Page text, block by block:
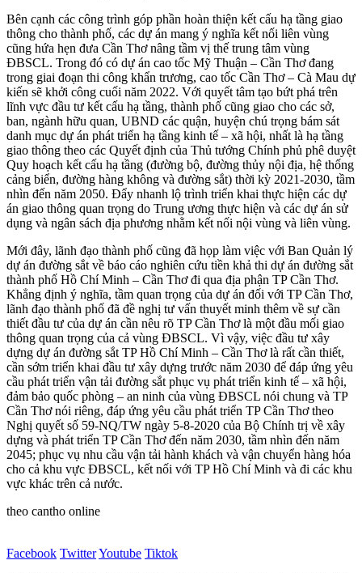
Bên cạnh các công trình góp phần hoàn thiện kết cấu hạ tầng giao
thông cho thành phố, các dự án mang ý nghĩa kết nối liên vùng
cũng hứa hẹn đưa Cần Thơ nâng tầm vị thế trung tâm vùng
ĐBSCL. Trong đó có dự án cao tốc Mỹ Thuận – Cần Thơ đang
trong giai đoạn thi công khẩn trương, cao tốc Cần Thơ – Cà Mau dự
kiến sẽ khởi công cuối năm 2022. Với quyết tâm tạo bứt phá trên
lĩnh vực đầu tư kết cấu hạ tầng, thành phố cũng giao cho các sở,
ban, ngành hữu quan, UBND các quận, huyện chú trọng bám sát
danh mục dự án phát triển hạ tầng kinh tế – xã hội, nhất là hạ tầng
giao thông theo các Quyết định của Thủ tướng Chính phủ phê duyệt
Quy hoạch kết cấu hạ tầng (đường bộ, đường thủy nội địa, hệ thống
cảng biển, đường hàng không và đường sắt) thời kỳ 2021-2030, tầm
nhìn đến năm 2050. Đẩy nhanh lộ trình triển khai thực hiện các dự
án giao thông quan trọng do Trung ương thực hiện và các dự án sử
dụng và ngân sách địa phương nhằm kết nối nội vùng và liên vùng.
Mới đây, lãnh đạo thành phố cũng đã họp làm việc với Ban Quản lý
dự án đường sắt về báo cáo nghiên cứu tiền khả thi dự án đường sắt
thành phố Hồ Chí Minh – Cần Thơ đi qua địa phận TP Cần Thơ.
Khẳng định ý nghĩa, tầm quan trọng của dự án đối với TP Cần Thơ,
lãnh đạo thành phố đã đề nghị tư vấn thuyết minh thêm về sự cần
thiết đầu tư của dự án cần nêu rõ TP Cần Thơ là một đầu mối giao
thông quan trọng của cả vùng ĐBSCL. Vì vậy, việc đầu tư xây
dựng dự án đường sắt TP Hồ Chí Minh – Cần Thơ là rất cần thiết,
cần sớm triển khai đầu tư xây dựng trước năm 2030 để đáp ứng yêu
cầu phát triển vận tải đường sắt phục vụ phát triển kinh tế – xã hội,
đảm bảo quốc phòng – an ninh của vùng ĐBSCL nói chung và TP
Cần Thơ nói riêng, đáp ứng yêu cầu phát triển TP Cần Thơ theo
Nghị quyết số 59-NQ/TW ngày 5-8-2020 của Bộ Chính trị về xây
dựng và phát triển TP Cần Thơ đến năm 2030, tầm nhìn đến năm
2045; phục vụ nhu cầu vận tải hành khách và vận chuyển hàng hóa
cho cả khu vực ĐBSCL, kết nối với TP Hồ Chí Minh và đi các khu
vực khác trên cả nước.
theo cantho online
Facebook TwitterYoutube Tiktok